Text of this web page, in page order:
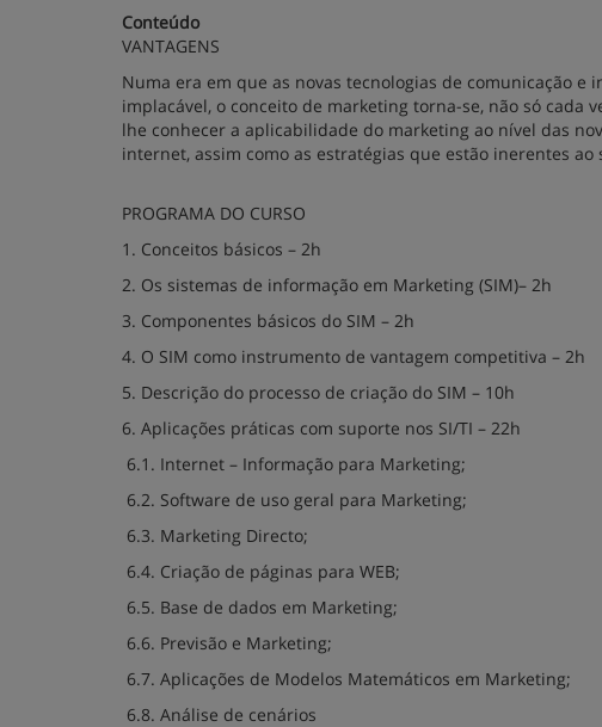
Conteúdo
VANTAGENS
Numa era em que as novas tecnologias de comunicação
implacável, o conceito de marketing torna-se, não só
lhe conhecer a aplicabilidade do marketing ao nível das
internet, assim como as estratégias que estão inerentes ao
PROGRAMA DO CURSO
1. Conceitos básicos – 2h
2. Os sistemas de informação em Marketing (SIM)– 2h
3. Componentes básicos do SIM – 2h
4. O SIM como instrumento de vantagem competitiva – 2h
5. Descrição do processo de criação do SIM – 10h
6. Aplicações práticas com suporte nos SI/TI – 22h
6.1. Internet – Informação para Marketing;
6.2. Software de uso geral para Marketing;
6.3. Marketing Directo;
6.4. Criação de páginas para WEB;
6.5. Base de dados em Marketing;
6.6. Previsão e Marketing;
6.7. Aplicações de Modelos Matemáticos em Marketing;
6.8. Análise de cenários